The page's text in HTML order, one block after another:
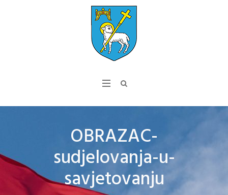
OBRAZAC-
sudjelovanja-u-
savjetovanju